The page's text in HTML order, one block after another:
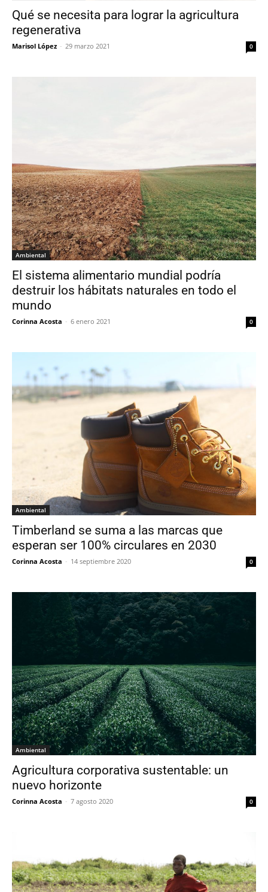
Qué se necesita para lograr la agricultura
regenerativa
Marisol López - 29 marzo 2021 0
Ambiental
El sistema alimentario mundial podría
destruir los hábitats naturales en todo el
mundo
Corinna Acosta - 6 enero 2021 0
Ambiental
Timberland se suma a las marcas que
esperan ser 100% circulares en 2030
Corinna Acosta - 14 septiembre 2020 0
Ambiental
Agricultura corporativa sustentable: un
nuevo horizonte
Corinna Acosta - 7 agosto 2020 0